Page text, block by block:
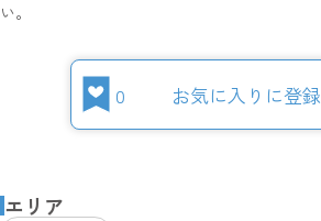
い。
0 お気に入りに登録
エリア